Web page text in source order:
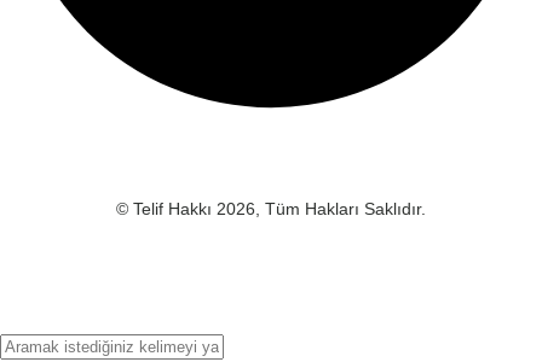
© Telif Hakkı 2026, Tüm Hakları Saklıdır.